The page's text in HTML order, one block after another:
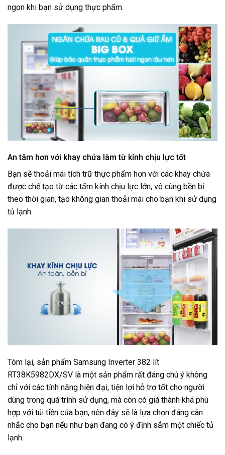
ngon khi bạn sử dụng thực phẩm.
An tâm hơn với khay chứa làm từ kính chịu lực tốt
Bạn sẽ thoải mái tích trữ thực phẩm hơn với các khay chứa
được chế tạo từ các tấm kính chịu lực lớn, vô cùng bền bỉ
theo thời gian, tạo không gian thoải mái cho bạn khi sử dụng
tủ lạnh.
Tóm lại, sản phẩm Samsung Inverter 382 lít
RT38K5982DX/SV là một sản phẩm rất đáng chú ý không
chỉ với các tính năng hiện đại, tiện lợi hỗ trợ tốt cho người
dùng trong quá trình sử dụng, mà còn có giá thành khá phù
hợp với túi tiền của bạn, nên đây sẽ là lựa chọn đáng cân
nhắc cho bạn nếu như bạn đang có ý định sắm một chiếc tủ
lạnh.